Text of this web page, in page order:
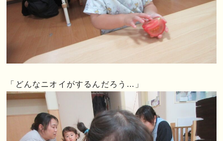
「どんなニオイがするんだろう…」